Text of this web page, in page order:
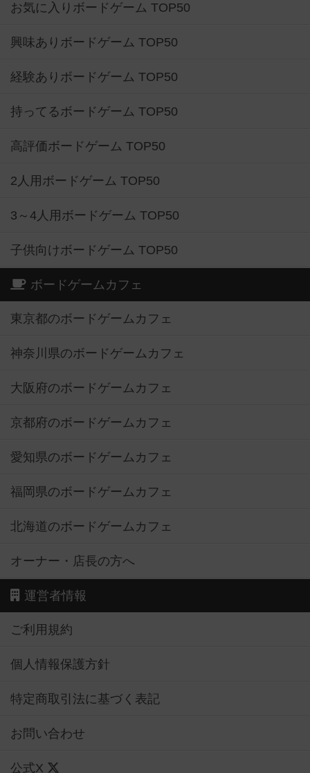
お気に入りボードゲーム TOP50
興味ありボードゲーム TOP50
経験ありボードゲーム TOP50
持ってるボードゲーム TOP50
高評価ボードゲーム TOP50
2人用ボードゲーム TOP50
3～4人用ボードゲーム TOP50
子供向けボードゲーム TOP50
ボードゲームカフェ
東京都のボードゲームカフェ
神奈川県のボードゲームカフェ
大阪府のボードゲームカフェ
京都府のボードゲームカフェ
愛知県のボードゲームカフェ
福岡県のボードゲームカフェ
北海道のボードゲームカフェ
オーナー・店長の方へ
運営者情報
ご利用規約
個人情報保護方針
特定商取引法に基づく表記
お問い合わせ
公式X